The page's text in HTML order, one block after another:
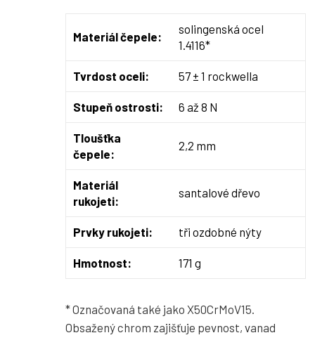
Materiál čepele:
solingenská ocel
1.4116*
Tvrdost oceli: 57 ± 1 rockwella
Stupeň ostrosti: 6 až 8 N
Tloušťka
čepele:
2,2 mm
Materiál
rukojeti:
santalové dřevo
Prvky rukojeti: tři ozdobné nýty
Hmotnost: 171 g
* Označovaná také jako X50CrMoV15.
Obsažený chrom zajišťuje pevnost, vanad